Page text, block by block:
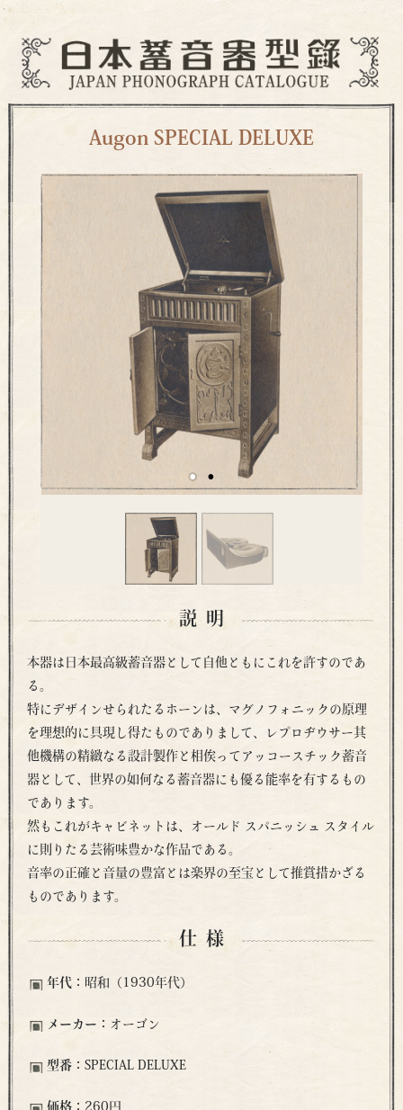
Augon SPECIAL DELUXE
説明
本器は日本最高級蓄音器として自他ともにこれを許すのであ
る。
特にデザインせられたるホーンは、マグノフォニックの原理
を理想的に具現し得たものでありまして、レプロヂウサー其
他機構の精緻なる設計製作と相俟ってアッコースチック蓄音
器として、世界の如何なる蓄音器にも優る能率を有するもの
であります。
然もこれがキャビネットは、オールド スパニッシュ スタイル
に則りたる芸術味豊かな作品である。
音率の正確と音量の豊富とは楽界の至宝として推賞措かざる
ものであります。
仕様
年代： 昭和（1930年代）
メーカー： オーゴン
型番：SPECIAL DELUXE